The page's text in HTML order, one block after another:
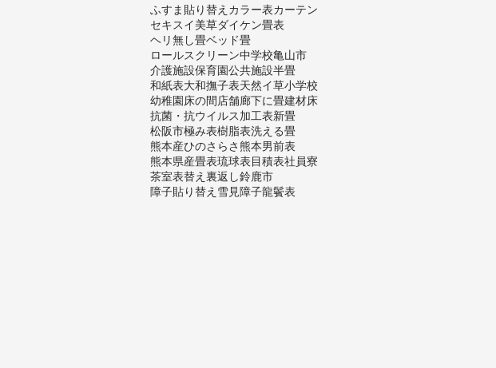
ふすま貼り替え カラー表カーテン
セキスイ美草ダイケン畳表
ヘリ無し畳ベッド畳
ロールスクリーン中学校亀山市
介護施設保育園公共施設半畳
和紙表大和撫子表天然イ草小学校
幼稚園床の間店舗廊下に畳建材床
抗菌・抗ウイルス加工表新畳
松阪市極み表樹脂表洗える畳
熊本産ひのさらさ熊本男前表
熊本県産畳表琉球表目積表社員寮
茶室表替え 裏返し鈴鹿市
障子貼り替え 雪見障子龍鬢表